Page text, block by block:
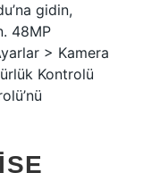
gidin,
48MP
> Kamera
Kontrolü